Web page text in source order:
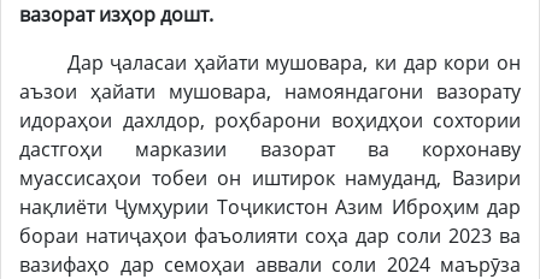
вазорат изҳор дошт.
Дар ҷаласаи ҳайати мушовара, ки дар кори он
аъзои ҳайати мушовара, намояндагони вазорату
идораҳои дахлдор, роҳбарони воҳидҳои сохтории
дастгоҳи марказии вазорат ва корхонаву
муассисаҳои тобеи он иштирок намуданд, Вазири
нақлиёти Ҷумҳурии Тоҷикистон Азим Иброҳим дар
бораи натиҷаҳои фаъолияти соҳа дар соли 2023 ва
вазифаҳо дар семоҳаи аввали соли 2024 маърӯза